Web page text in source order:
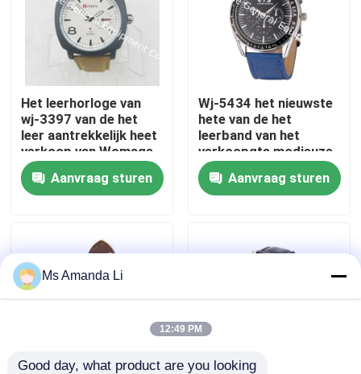
Ongeveer ons
Fabrieksreis
Kwaliteitscontrole
Contacteer ons
Gevallen
IVC Supplementen
Het leerhorloge van
wj-3397 van de het
leer aantrekkelijk heet
verkoop van Womage
echt de mode populair
mensenAanvraag sturen
Wj-5434 het nieuwste
hete van de het
leerband van het
verkoopgts modieuze
roestvrije staal
achterhorloge van het
kwartsmensen
Aanvraag sturen
Ms Amanda Li
12:49 PM
Good day, what product are you looking